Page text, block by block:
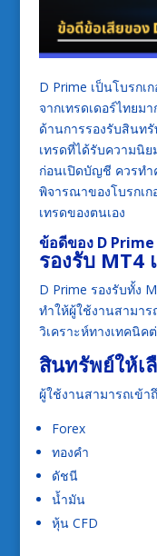
D Prime เป็นโบรกเ
จากเทรดเดอร์ไทยม
ด้านการรองรับสินท
เทรดที่ได้รับความนิย
ก่อนเปิดบัญชี ควรทำ
พิจารณาของโบรกเก
เทรดของตนเอง
ข้อดีของ D Prime
รองรับ MT4
D Prime รองรับทั้ง
ทำให้ผู้ใช้งานสามาร
วิเคราะห์ทางเทคนิค
สินทรัพย์ให้เ
ผู้ใช้งานสามารถเข้า
Forex
ทองคำ
ดัชนี
น้ำมัน
หุ้น CFD